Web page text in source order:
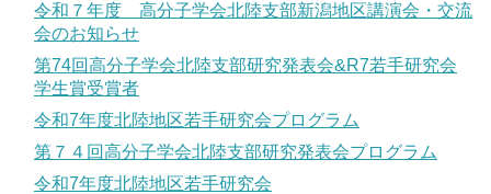
令和７年度 高分子学会北陸支部新潟地区講演会・交流
会のお知らせ
第74回高分子学会北陸支部研究発表会&R7若手研究会
学生賞受賞者
令和7年度北陸地区若手研究会プログラム
第７４回高分子学会北陸支部研究発表会プログラム
令和7年度北陸地区若手研究会